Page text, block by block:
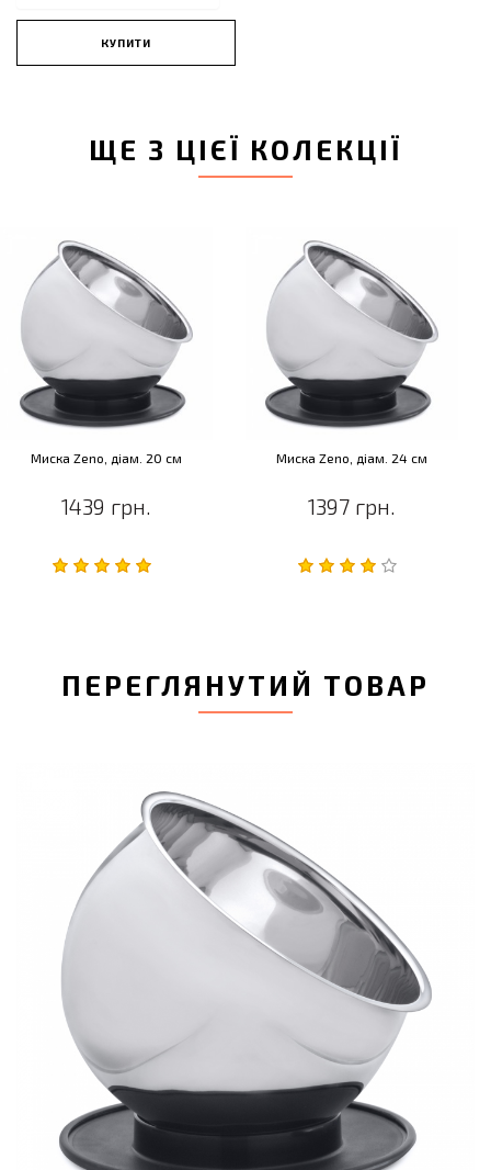
КУПИТИ
ЩЕ З ЦІЄЇ КОЛЕКЦІЇ
Миска Zeno, діам. 20 см
1439 грн.
Миска Zeno, діам. 24 см
1397 грн.
ПЕРЕГЛЯНУТИЙ ТОВАР